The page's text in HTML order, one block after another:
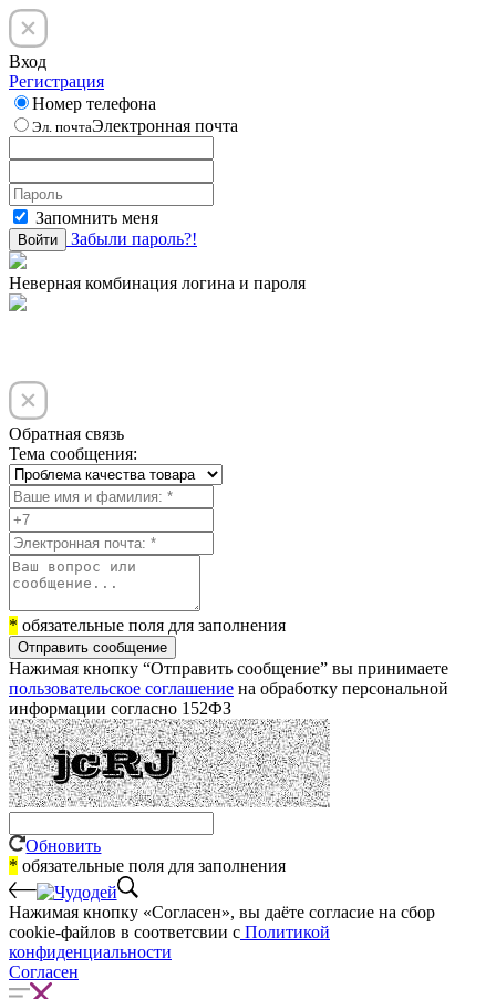
Вход
Регистрация
Номер телефона
Эл. почтаЭлектронная почта
Запомнить меня
Войти Забыли пароль?!
Неверная комбинация логина и пароля
Обратная связь
Тема сообщения:
* обязательные поля для заполнения
Отправить сообщение
Нажимая кнопку “Отправить сообщение” вы принимаете
пользовательское соглашение на обработку персональной
информации согласно 152ФЗ
Обновить
* обязательные поля для заполнения
Нажимая кнопку «Согласен», вы даёте cогласие на сбор
cookie-файлов в соответсвии с Политикой
конфиденциальности
Согласен